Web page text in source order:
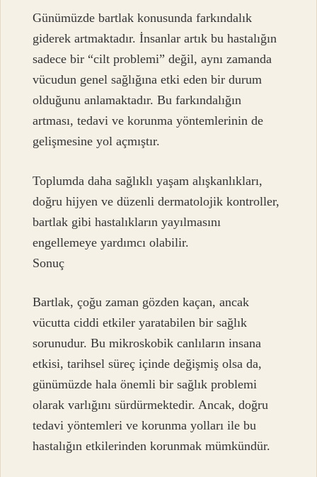
Günümüzde bartlak konusunda farkındalık
giderek artmaktadır. İnsanlar artık bu hastalığın
sadece bir “cilt problemi” değil, aynı zamanda
vücudun genel sağlığına etki eden bir durum
olduğunu anlamaktadır. Bu farkındalığın
artması, tedavi ve korunma yöntemlerinin de
gelişmesine yol açmıştır.
Toplumda daha sağlıklı yaşam alışkanlıkları,
doğru hijyen ve düzenli dermatolojik kontroller,
bartlak gibi hastalıkların yayılmasını
engellemeye yardımcı olabilir.
Sonuç
Bartlak, çoğu zaman gözden kaçan, ancak
vücutta ciddi etkiler yaratabilen bir sağlık
sorunudur. Bu mikroskobik canlıların insana
etkisi, tarihsel süreç içinde değişmiş olsa da,
günümüzde hala önemli bir sağlık problemi
olarak varlığını sürdürmektedir. Ancak, doğru
tedavi yöntemleri ve korunma yolları ile bu
hastalığın etkilerinden korunmak mümkündür.